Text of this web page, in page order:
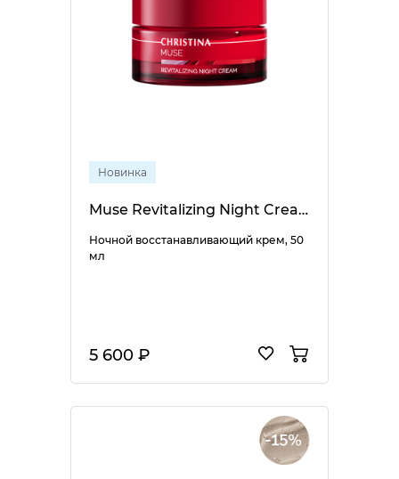
Новинка
Muse Revitalizing Night Cream
Ночной восстанавливающий крем, 50
мл
5 600 ₽